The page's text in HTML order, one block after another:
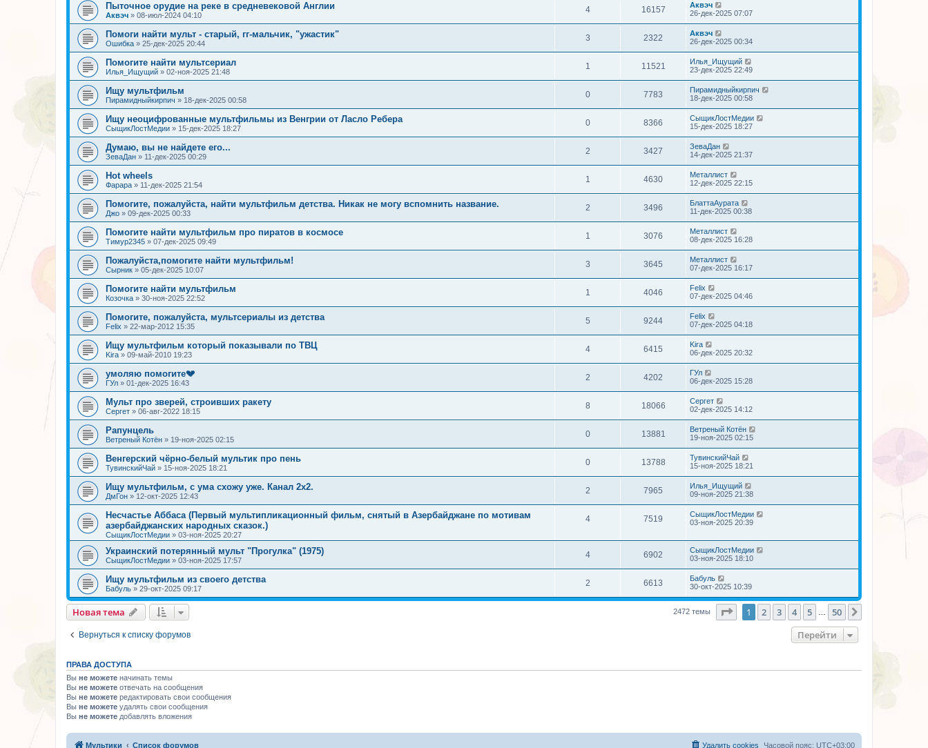
Пыточное орудие на реке в средневековой Англии
Аквэч » 08-июл-2024 04:10
4 16157
Аквэч
26-дек-2025 07:07
Помоги найти мульт - старый, гг-мальчик, "ужастик"
Ошибка » 25-дек-2025 20:44
3 2322
Аквэч
26-дек-2025 00:34
Помогите найти мультсериал
Илья_Ищущий » 02-ноя-2025 21:48
1 11521
Илья_Ищущий
23-дек-2025 22:49
Ищу мультфильм
Пирамидныйкирпич » 18-дек-2025 00:58
0 7783
Пирамидныйкирпич
18-дек-2025 00:58
Ищу неоцифрованные мультфильмы из Венгрии от Ласло Ребера
СыщикЛостМедии » 15-дек-2025 18:27
0 8366
СыщикЛостМедии
15-дек-2025 18:27
Думаю, вы не найдете его...
ЗеваДан » 11-дек-2025 00:29
2 3427
ЗеваДан
14-дек-2025 21:37
Hot wheels
Фарара » 11-дек-2025 21:54
1 4630
Металлист
12-дек-2025 22:15
Помогите, пожалуйста, найти мультфильм детства. Никак не могу вспомнить название.
Джо » 09-дек-2025 00:33
2 3496
БлаттаАурата
11-дек-2025 00:38
Помогите найти мультфильм про пиратов в космосе
Тимур2345 » 07-дек-2025 09:49
1 3076
Металлист
08-дек-2025 16:28
Пожалуйста,помогите найти мультфильм!
Сырник » 05-дек-2025 10:07
3 3645
Металлист
07-дек-2025 16:17
Помогите найти мультфильм
Козочка » 30-ноя-2025 22:52
1 4046
Felix
07-дек-2025 04:46
Помогите, пожалуйста, мультсериалы из детства
Felix » 22-мар-2012 15:35
5 9244
Felix
07-дек-2025 04:18
Ищу мультфильм который показывали по ТВЦ
Kira » 09-май-2010 19:23
4 6415
Kira
06-дек-2025 20:32
умоляю помогите💔
ГУл » 01-дек-2025 16:43
2 4202
ГУл
06-дек-2025 15:28
Мульт про зверей, строивших ракету
Сергет » 06-авг-2022 18:15
8 18066
Сергет
02-дек-2025 14:12
Рапунцель
Ветреный Котён » 19-ноя-2025 02:15
0 13881
Ветреный Котён
19-ноя-2025 02:15
Венгерский чёрно-белый мультик про пень
ТувинскийЧай » 15-ноя-2025 18:21
0 13788
ТувинскийЧай
15-ноя-2025 18:21
Ищу мультфильм, с ума схожу уже. Канал 2х2.
ДмГон » 12-окт-2025 12:43
2 7965
Илья_Ищущий
09-ноя-2025 21:38
Несчастье Аббаса (Первый мультипликационный фильм, снятый в Азербайджане по мотивам
азербайджанских народных сказок.)
СыщикЛостМедии » 03-ноя-2025 20:27
4 7519
СыщикЛостМедии
03-ноя-2025 20:39
Украинский потерянный мульт "Прогулка" (1975)
СыщикЛостМедии » 03-ноя-2025 17:57
4 6902
СыщикЛостМедии
03-ноя-2025 18:10
Ищу мультфильм из своего детства
Бабуль » 29-окт-2025 09:17
2 6613
Бабуль
30-окт-2025 10:39
Новая тема 2472 темы Страница1 из 50
1 2 3 4 5 50
Вернуться к списку форумов Перейти
ПРАВА ДОСТУПА
Вы не можете начинать темы
Вы не можете отвечать на сообщения
Вы не можете редактировать свои сообщения
Вы не можете удалять свои сообщения
Вы не можете добавлять вложения
Мультики Список форумов Часовой пояс: UTC+03:00
Удалить cookies